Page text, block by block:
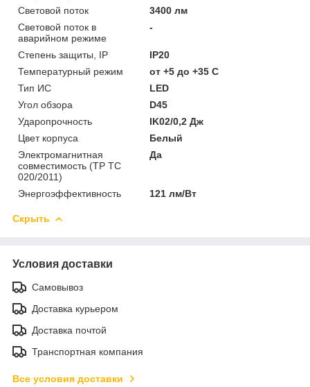
Световой поток
3400 лм
Световой поток в
аварийном режиме
-
Степень защиты, IP
IP20
Температурный режим
от +5 до +35 C
Тип ИС
LED
Угол обзора
D45
Ударопрочность
IK02/0,2 Дж
Цвет корпуса
Белый
Электромагнитная
совместимость (ТР ТС
020/2011)
Да
Энергоэффективность 121 лм/Вт
Скрыть
Условия доставки
Самовывоз
Доставка курьером
Доставка почтой
Транспортная компания
Все условия доставки